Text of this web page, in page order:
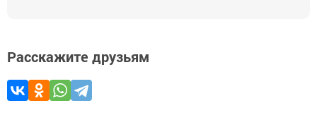
Расскажите друзьям